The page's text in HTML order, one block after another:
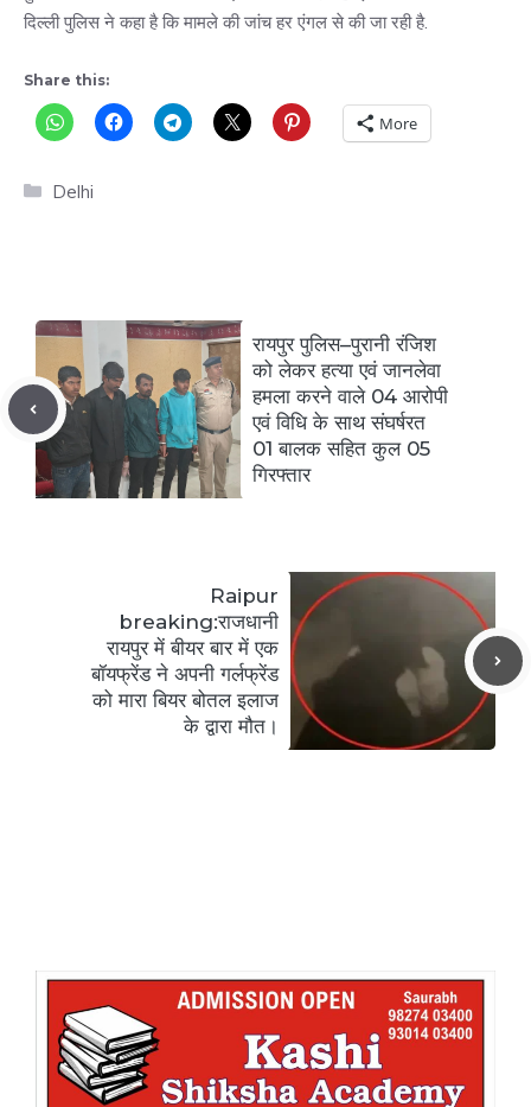
दिल्ली पुलिस ने कहा है कि मामले की जांच हर एंगल से की जा रही है.
Share this:
More
Categories
Delhi
रायपुर पुलिस–पुरानी रंजिश
को लेकर हत्या एवं जानलेवा
हमला करने वाले 04 आरोपी
एवं विधि के साथ संघर्षरत
01 बालक सहित कुल 05
गिरफ्तार
Raipur
breaking:राजधानी
रायपुर में बीयर बार में एक
बॉयफ्रेंड ने अपनी गर्लफ्रेंड
को मारा बियर बोतल इलाज
के द्वारा मौत।